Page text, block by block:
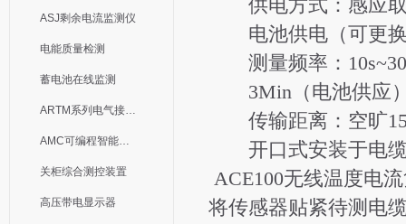
ASJ剩余电流监测仪
电能质量检测
蓄电池在线监测
ARTM系列电气接点测温装置
AMC可编程智能电测表
关柜综合测控装置
高压带电显示器
供电方式：感应取
电池供电（可更换
测量频率：
3Min（电池供应
传输距离：空旷
开口式安装于电缆
ACE100无线温度电
将传感器贴紧待测电